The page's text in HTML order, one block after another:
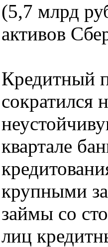
(5,7 млрд
активов
Кредитный
сократился
квартале
крупными
займы со
лиц